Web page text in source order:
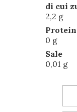
di cui
2,2 g
0 g
Sale
0,01 g